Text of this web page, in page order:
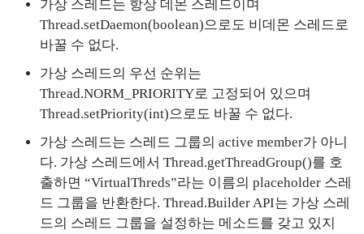
가상 스레드는 항상 데몬 스레드이며
Thread.setDaemon(boolean)으로도 비데몬 스레드로
바꿀 수 없다.
가상 스레드의 우선 순위는
Thread.NORM_PRIORITY로 고정되어 있으며
Thread.setPriority(int)으로도 바꿀 수 없다.
가상 스레드는 스레드 그룹의 active member가 아니
다. 가상 스레드에서 Thread.getThreadGroup()를 호
출하면 “VirtualThreds”라는 이름의 placeholder 스레
드 그룹을 반환한다. Thread.Builder API는 가상 스레
드의 스레드 그룹을 설정하는 메소드를 갖고 있지